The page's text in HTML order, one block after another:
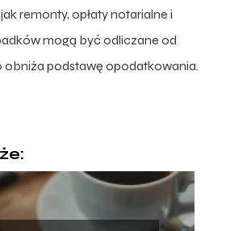
remonty, opłaty notarialne i
mogą być odliczane od
obniża podstawę opodatkowania.